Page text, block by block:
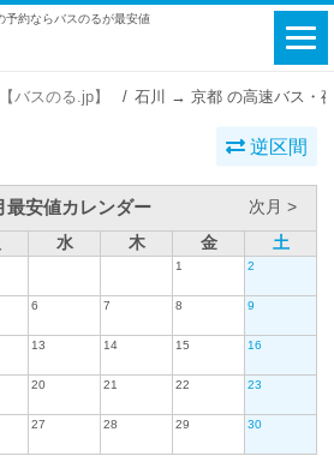
予約ならバスのるが最安値
バスのる.jp】 石川 → 京都 の高速バス・
逆区間
最安値カレンダー
次月 >
水 木 金 土
1 2
6 7 8 9
13 14 15 16
20 21 22 23
27 28 29 30